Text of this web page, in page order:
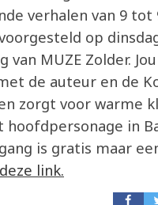
verhalen van 9 tot
op
van MUZE Zolder.
de auteur en de
zorgt voor warme
hoofdpersonage in
is gratis maar
link.